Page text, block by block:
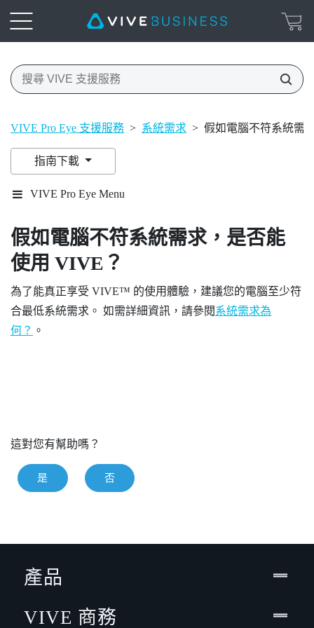
VIVE Pro Eye 支援服務 > 系統需求 > 假如電腦不符系統需
指南下載
VIVE Pro Eye Menu
假如電腦不符系統需求，是否能
使用 VIVE ？
為了能真正享受 VIVE™ 的使用體驗，建議您的電腦至少符
合最低系統需求。 如需詳細資訊，請參閱系統需求為
何？ 。
這對您有幫助嗎？
是 否
產品
VIVE 商務